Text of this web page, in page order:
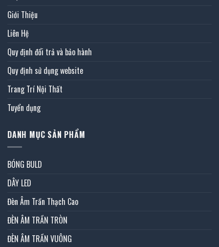
Giới Thiệu
Liên Hệ
Quy định đổi trả và bảo hành
Quy định sử dụng website
Trang Trí Nội Thất
Tuyển dụng
DANH MỤC SẢN PHẨM
BÓNG BULD
DÂY LED
Đèn Âm Trần Thạch Cao
ĐÈN ÂM TRẦN TRÒN
ĐÈN ÂM TRẦN VUÔNG